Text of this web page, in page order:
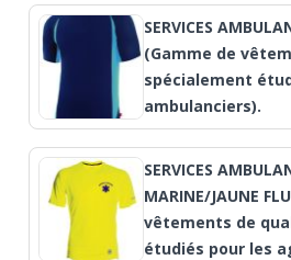
SERVICES
(Gamme de
spécialement
ambulanciers).
SERVICES
MARINE/JAUNE
vêtements de
étudiés pour les